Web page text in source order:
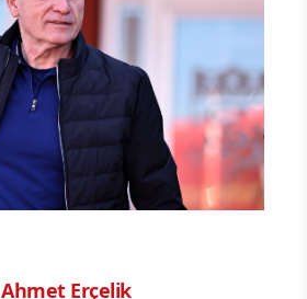
Ahmet Erçelik